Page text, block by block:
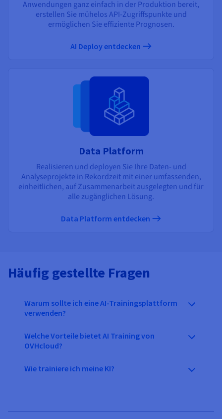
Anwendungen ganz einfach in der Produktion bereit,
erstellen Sie mühelos API-Zugriffspunkte und
ermöglichen Sie effiziente Prognosen.
AI Deploy entdecken
Data Platform
Realisieren und deployen Sie Ihre Daten- und
Analyseprojekte in Rekordzeit mit einer umfassenden,
einheitlichen, auf Zusammenarbeit ausgelegten und für
alle zugänglichen Lösung.
Data Platform entdecken
Häufig gestellte Fragen
Warum sollte ich eine AI-Trainingsplattform
verwenden?
Welche Vorteile bietet AI Training von
OVHcloud?
Wie trainiere ich meine KI?